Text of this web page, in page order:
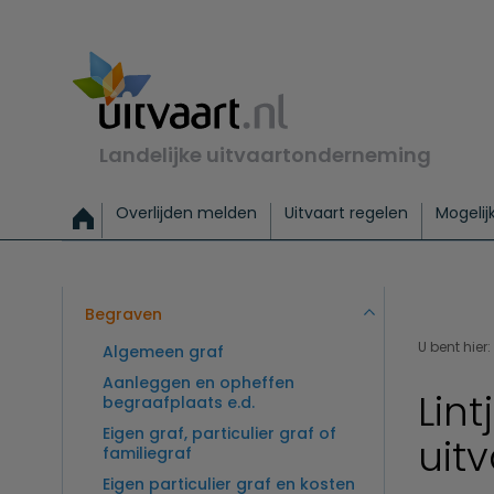
Landelijke uitvaartonderneming
Overlijden melden Uitvaart regelen
Exclusieve uitvaart Begrafenis Basis
Begraven
Algemeen graf
Aanleggen en opheffen
begraafplaats e.d.
Eigen graf, particulier graf of
familiegraf
Eigen particulier graf en kosten
U bent hier: